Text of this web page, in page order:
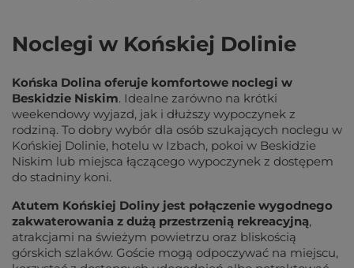
Noclegi w Końskiej Dolinie
Końska Dolina oferuje komfortowe noclegi w
Beskidzie Niskim. Idealne zarówno na krótki
weekendowy wyjazd, jak i dłuższy wypoczynek z
rodziną. To dobry wybór dla osób szukających noclegu w
Końskiej Dolinie, hotelu w Izbach, pokoi w Beskidzie
Niskim lub miejsca łączącego wypoczynek z dostępem
do stadniny koni.
Atutem Końskiej Doliny jest połączenie wygodnego
zakwaterowania z dużą przestrzenią rekreacyjną,
atrakcjami na świeżym powietrzu oraz bliskością
górskich szlaków. Goście mogą odpoczywać na miejscu,